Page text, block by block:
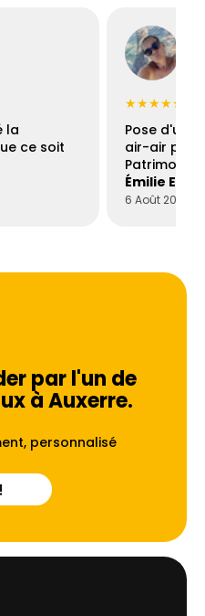
la
ce soit
★★★★★
Pose d'une
air-air par
Patrimoine
Émilie
6 Août 2026
par l'un de
àAuxerre.
personnalisé